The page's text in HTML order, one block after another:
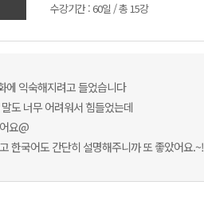
수강기간 : 60일 / 총 15강
에 익숙해지려고 들었습니다
도 너무 어려워서 힘들었는데
요@
한국어도 간단히 설명해주니까 또 좋았어요.~!